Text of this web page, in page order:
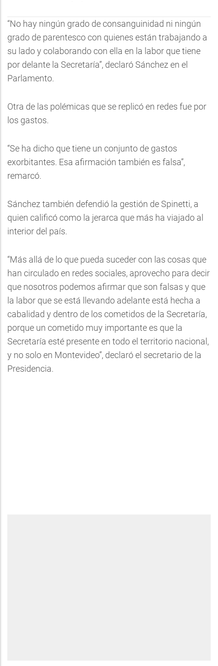
“No hay ningún grado de consanguinidad ni ningún
grado de parentesco con quienes están trabajando a
su lado y colaborando con ella en la labor que tiene
por delante la Secretaría”, declaró Sánchez en el
Parlamento.
Otra de las polémicas que se replicó en redes fue por
los gastos.
“Se ha dicho que tiene un conjunto de gastos
exorbitantes. Esa afirmación también es falsa”,
remarcó.
Sánchez también defendió la gestión de Spinetti, a
quien calificó como la jerarca que más ha viajado al
interior del país.
“Más allá de lo que pueda suceder con las cosas que
han circulado en redes sociales, aprovecho para decir
que nosotros podemos afirmar que son falsas y que
la labor que se está llevando adelante está hecha a
cabalidad y dentro de los cometidos de la Secretaría,
porque un cometido muy importante es que la
Secretaría esté presente en todo el territorio nacional,
y no solo en Montevideo”, declaró el secretario de la
Presidencia.